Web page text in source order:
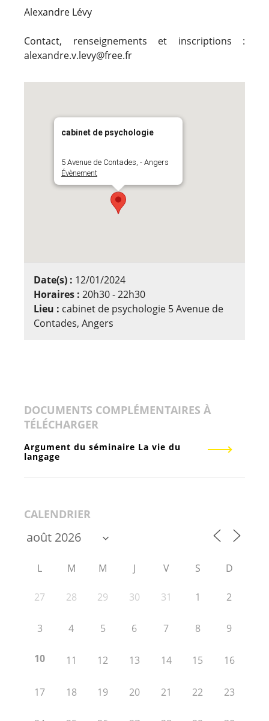
Alexandre Lévy
Contact, renseignements et inscriptions :
alexandre.v.levy@free.fr
cabinet de psychologie
5 Avenue de Contades, - Angers
Évènement
Date(s) : 12/01/2024
Horaires : 20h30 - 22h30
Lieu : cabinet de psychologie 5 Avenue de
Contades, Angers
DOCUMENTS COMPLÉMENTAIRES À
TÉLÉCHARGER
Argument du séminaire La vie du
langage
CALENDRIER
L M M J V S D
27 28 29 30 31 1 2
3 4 5 6 7 8 9
10 11 12 13 14 15 16
17 18 19 20 21 22 23